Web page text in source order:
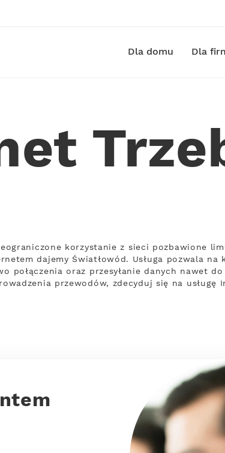
Dla domu Dla
korzystanie z sieci pozbawione
dajemy Światłowód. Usługa pozwala
połączenia oraz przesyłanie danych nawet
przewodów, zdecyduj się na usługę